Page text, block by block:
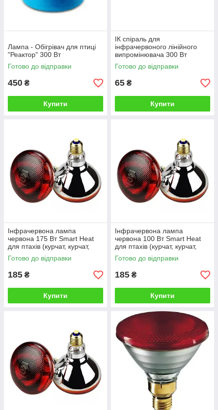
Лампа - Обігрівач для птиці
"Реактор" 300 Вт
Готово до відправки
450 ₴
Купити
ІК спіраль для
інфрачервоного лінійного
випромінювача 300 Вт
Готово до відправки
65 ₴
Купити
Інфрачервона лампа
червона 175 Вт Smart Heat
для птахів (курчат, курчат,
курей, перепелів, бройлера) і
тварин
Готово до відправки
185 ₴
Купити
Інфрачервона лампа
червона 100 Вт Smart Heat
для птахів (курчат, курчат,
курей, перепелів, бройлера) і
тварин
Готово до відправки
185 ₴
Купити